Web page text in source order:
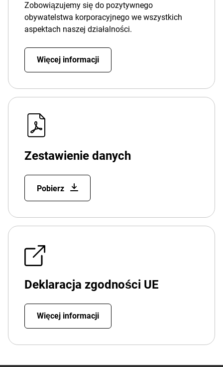
Zobowiązujemy się do pozytywnego
obywatelstwa korporacyjnego we wszystkich
aspektach naszej działalności.
Więcej informacji
Zestawienie danych
Pobierz
Deklaracja zgodności UE
Więcej informacji